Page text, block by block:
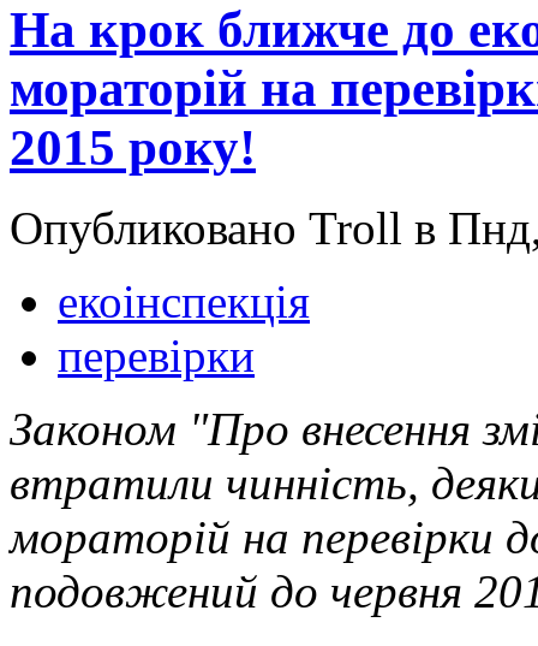
На крок ближче до
мораторій на
2015 року!
Опубликовано Troll в
екоінспекція
перевірки
Законом "Про внесення
втратили чинність,
мораторій на перевірки
подовжений до червня